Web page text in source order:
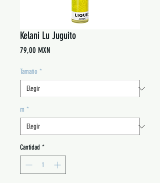
Kelani Lu Juguito
79,00 MXNPrecio
Tamaño *
m *
Cantidad *